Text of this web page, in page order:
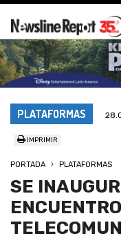
PLATAFORMAS
IMPRIMIR
PORTADA PLATAFORMAS
SE